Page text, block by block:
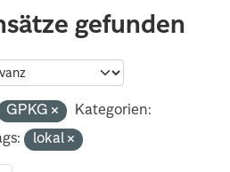
gefunden
GPKG
Kategorien:
lokal